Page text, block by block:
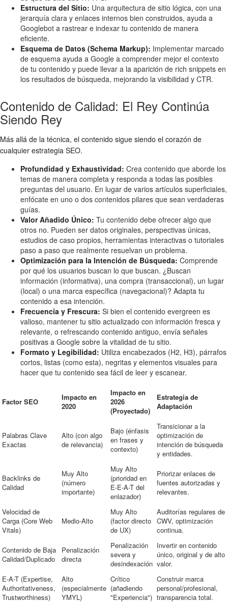
Estructura del Sitio: Una arquitectura de sitio lógica, con una
jerarquía clara y enlaces internos bien construidos, ayuda a
Googlebot a rastrear e indexar tu contenido de manera
eficiente.
Esquema de Datos (Schema Markup): Implementar marcado
de esquema ayuda a Google a comprender mejor el contexto
de tu contenido y puede llevar a la aparición de rich snippets en
los resultados de búsqueda, mejorando la visibilidad y CTR.
Contenido de Calidad: El Rey Continúa
Siendo Rey
Más allá de la técnica, el contenido sigue siendo el corazón de
cualquier estrategia SEO.
Profundidad y Exhaustividad: Crea contenido que aborde los
temas de manera completa y responda a todas las posibles
preguntas del usuario. En lugar de varios artículos superficiales,
enfócate en uno o dos contenidos pilares que sean verdaderas
guías.
Valor Añadido Único: Tu contenido debe ofrecer algo que
otros no. Pueden ser datos originales, perspectivas únicas,
estudios de caso propios, herramientas interactivas o tutoriales
paso a paso que realmente resuelvan un problema.
Optimización para la Intención de Búsqueda: Comprende
por qué los usuarios buscan lo que buscan. ¿Buscan
información (informativa), una compra (transaccional), un lugar
(local) o una marca específica (navegacional)? Adapta tu
contenido a esa intención.
Frecuencia y Frescura: Si bien el contenido evergreen es
valioso, mantener tu sitio actualizado con información fresca y
relevante, o refrescando contenido antiguo, envía señales
positivas a Google sobre la vitalidad de tu sitio.
Formato y Legibilidad: Utiliza encabezados (H2, H3), párrafos
cortos, listas (como esta), negritas y elementos visuales para
hacer que tu contenido sea fácil de leer y escanear.
Factor SEO
Impacto en
2020
Impacto en
2026
(Proyectado)
Estrategia de
Adaptación
Palabras Clave
Exactas
Alto (con algo
de relevancia)
Bajo (énfasis
en frases y
contexto)
Transicionar a la
optimización de
intención de búsqueda
y entidades.
Backlinks de
Calidad
Muy Alto
(número
importante)
Muy Alto
(prioridad en
E-E-A-T del
enlazador)
Priorizar enlaces de
fuentes autorizadas y
relevantes.
Velocidad de
Carga (Core Web
Vitals)
Medio-Alto
Muy Alto
(factor directo
de UX)
Auditorías regulares de
CWV, optimización
continua.
Contenido de Baja
Calidad/Duplicado
Penalización
directa
Penalización
severa y
desindexación
Invertir en contenido
único, original y de alto
valor.
E-A-T (Expertise,
Authoritativeness,
Trustworthiness)
Alto
(especialmente
YMYL)
Crítico
(añadiendo
"Experiencia")
Construir marca
personal/profesional,
transparencia total.